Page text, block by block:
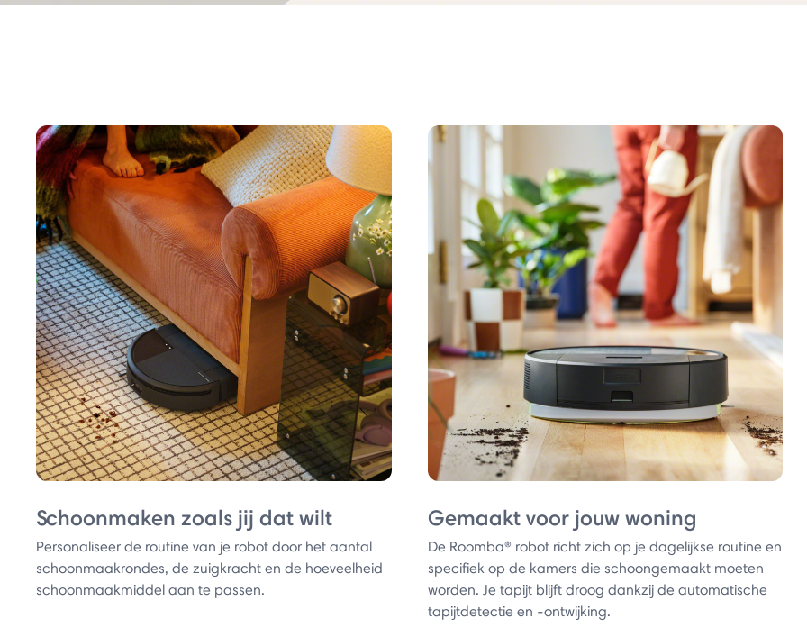
Schoonmaken zoals jij dat wilt
Personaliseer de routine van je robot door het aantal
schoonmaakrondes, de zuigkracht en de hoeveelheid
schoonmaakmiddel aan te passen.
Gemaakt voor jouw woning
De Roomba® robot richt zich op je dagelijkse routine en
specifiek op de kamers die schoongemaakt moeten
worden. Je tapijt blijft droog dankzij de automatische
tapijtdetectie en -ontwijking.